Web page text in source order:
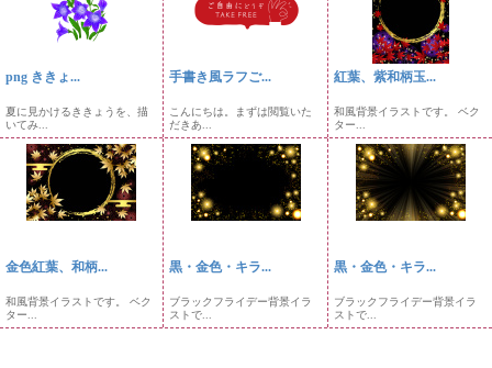
png ききょ...
夏に見かけるききょうを、描
いてみ...
手書き風ラフご...
こんにちは。まずは閲覧いた
だきあ...
紅葉、紫和柄玉...
和風背景イラストです。 ベク
ター...
金色紅葉、和柄...
和風背景イラストです。 ベク
ター...
黒・金色・キラ...
ブラックフライデー背景イラ
ストで...
黒・金色・キラ...
ブラックフライデー背景イラ
ストで...